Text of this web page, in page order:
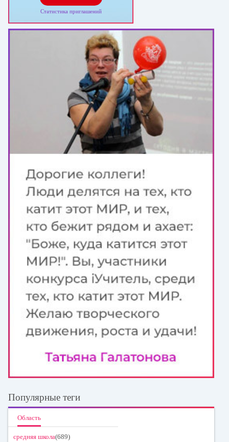
Статистика приглашений
Популярные теги
Область
средняя школа(689)